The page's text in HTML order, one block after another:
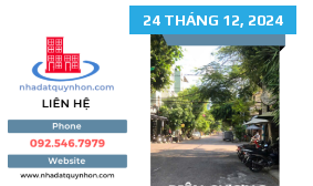
24 THÁNG 12, 2024